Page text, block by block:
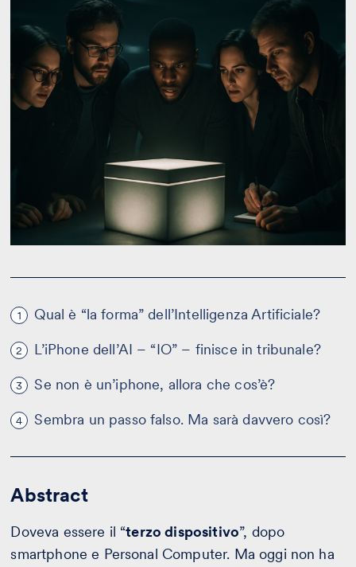
1 Qual è “la forma” dell’Intelligenza Artificiale?
2 L’iPhone dell’AI – “IO” – finisce in tribunale?
3 Se non è un’iphone, allora che cos’è?
4 Sembra un passo falso. Ma sarà davvero così?
Abstract
Doveva essere il “terzo dispositivo”, dopo
smartphone e Personal Computer. Ma oggi non ha